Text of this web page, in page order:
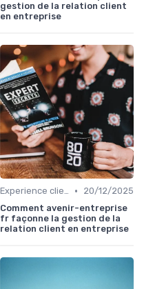
gestion de la relation client
en entreprise
Experience client •
20/12/2025
Comment avenir-entreprise
fr façonne la gestion de la
relation client en entreprise